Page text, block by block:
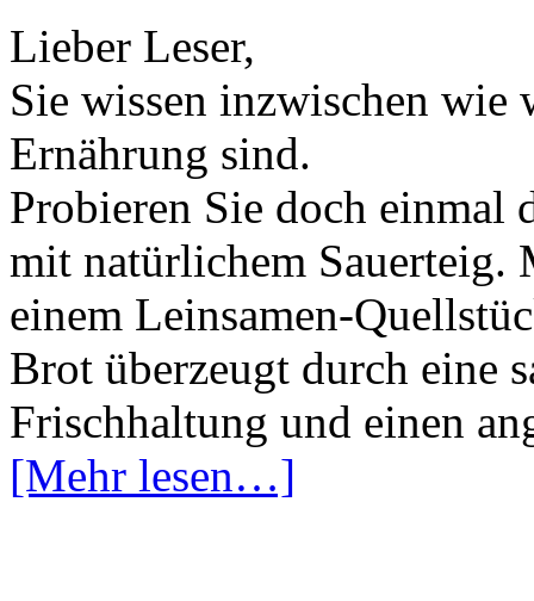
Lieber Leser,
Sie wissen inzwischen wie
Ernährung sind.
Probieren Sie doch einmal
mit natürlichem Sauerteig.
einem Leinsamen-
Brot überzeugt durch eine
Frischhaltung und einen
[Mehr lesen…]